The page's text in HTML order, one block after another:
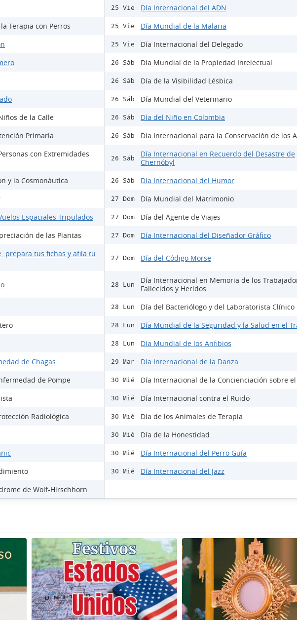
Terapia con Perros
de la Calle
Primaria
con Extremidades
y la Cosmonáutica
Espaciales Tripulados
de las Plantas
prepara tus fichas y afila tu
de Chagas
de Pompe
Radiológica
de Wolf-Hirschhorn
25 Vie Día Internacional del ADN
25 Vie Día Mundial de la Malaria
25 Vie Día Internacional del Delegado
26 Sáb Día Mundial de la Propiedad Intelectual
26 Sáb Día de la Visibilidad Lésbica
26 Sáb Día Mundial del Veterinario
26 Sáb Día del Niño en Colombia
26 Sáb Día Internacional para la Conservación de los
26 Sáb
Día Internacional en Recuerdo del Desastre de
Chernóbyl
26 Sáb Día Internacional del Humor
27 Dom Día Mundial del Matrimonio
27 Dom Día del Agente de Viajes
27 Dom Día Internacional del Diseñador Gráfico
27 Dom Día del Código Morse
28 Lun
Día Internacional en Memoria de los
Fallecidos y Heridos
28 Lun Día del Bacteriólogo y del Laboratorista Clínico
28 Lun Día Mundial de la Seguridad y la Salud en el
28 Lun Día Mundial de los Anfibios
29 Mar Día Internacional de la Danza
30 Mié Día Internacional de la Concienciación sobre
30 Mié Día Internacional contra el Ruido
30 Mié Día de los Animales de Terapia
30 Mié Día de la Honestidad
30 Mié Día Internacional del Perro Guía
30 Mié Día Internacional del Jazz